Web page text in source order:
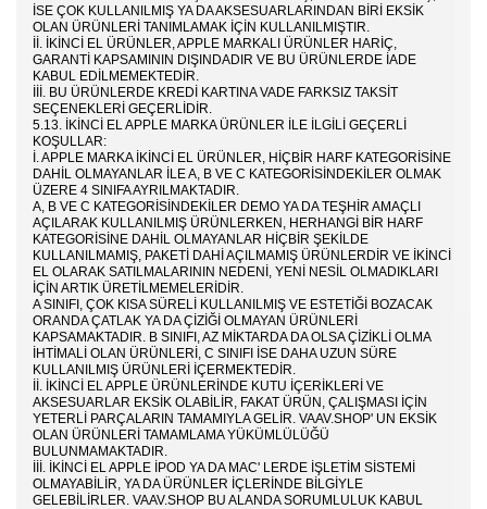
ISE ÇOK KULLANILMIŞ YA DA AKSESUARLARINDAN BIRI EKSIK
OLAN ÜRÜNLERI TANIMLAMAK IÇIN KULLANILMIŞTIR.
II. İKINCI EL ÜRÜNLER, APPLE MARKALI ÜRÜNLER HARIÇ,
GARANTI KAPSAMININ DIŞINDADIR VE BU ÜRÜNLERDE IADE
KABUL EDILMEMEKTEDIR.
III. BU ÜRÜNLERDE KREDI KARTINA VADE FARKSIZ TAKSIT
SEÇENEKLERI GEÇERLIDIR.
5.13. İKINCI EL APPLE MARKA ÜRÜNLER ILE ILGILI GEÇERLI
KOŞULLAR:
I. APPLE MARKA IKINCI EL ÜRÜNLER, HIÇBIR HARF KATEGORISINE
DAHIL OLMAYANLAR ILE A, B VE C KATEGORISINDEKILER OLMAK
ÜZERE 4 SINIFA AYRILMAKTADIR.
A, B VE C KATEGORISINDEKILER DEMO YA DA TEŞHIR AMAÇLI
AÇILARAK KULLANILMIŞ ÜRÜNLERKEN, HERHANGI BIR HARF
KATEGORISINE DAHIL OLMAYANLAR HIÇBIR ŞEKILDE
KULLANILMAMIŞ, PAKETI DAHI AÇILMAMIŞ ÜRÜNLERDIR VE IKINCI
EL OLARAK SATILMALARININ NEDENI, YENI NESIL OLMADIKLARI
IÇIN ARTIK ÜRETILMEMELERIDIR.
A SINIFI, ÇOK KISA SÜRELI KULLANILMIŞ VE ESTETIĞI BOZACAK
ORANDA ÇATLAK YA DA ÇIZIĞI OLMAYAN ÜRÜNLERI
KAPSAMAKTADIR. B SINIFI, AZ MIKTARDA DA OLSA ÇIZIKLI OLMA
IHTIMALI OLAN ÜRÜNLERI, C SINIFI ISE DAHA UZUN SÜRE
KULLANILMIŞ ÜRÜNLERI IÇERMEKTEDIR.
II. İKINCI EL APPLE ÜRÜNLERINDE KUTU IÇERIKLERI VE
AKSESUARLAR EKSIK OLABILIR, FAKAT ÜRÜN, ÇALIŞMASI IÇIN
YETERLI PARÇALARIN TAMAMIYLA GELIR. VAAV.SHOP' UN EKSIK
OLAN ÜRÜNLERI TAMAMLAMA YÜKÜMLÜLÜĞÜ
BULUNMAMAKTADIR.
III. İKINCI EL APPLE IPOD YA DA MAC' LERDE IŞLETIM SISTEMI
OLMAYABILIR, YA DA ÜRÜNLER IÇLERINDE BILGIYLE
GELEBILIRLER. VAAV.SHOP BU ALANDA SORUMLULUK KABUL